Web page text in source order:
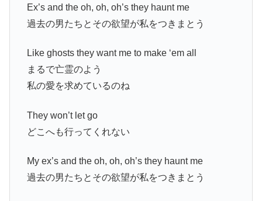
Ex’s and the oh, oh, oh’s they haunt me
過去の男たちとその欲望が私をつきまとう
Like ghosts they want me to make ‘em all
まるで亡霊のよう
私の愛を求めているのね
They won’t let go
どこへも行ってくれない
My ex’s and the oh, oh, oh’s they haunt me
過去の男たちとその欲望が私をつきまとう